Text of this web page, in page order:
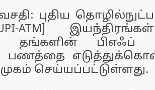
வசதி: புதிய
ATM]
தங்களின் பிஎஃப்
பணத்தை
செய்யப்பட்டுள்ளது.